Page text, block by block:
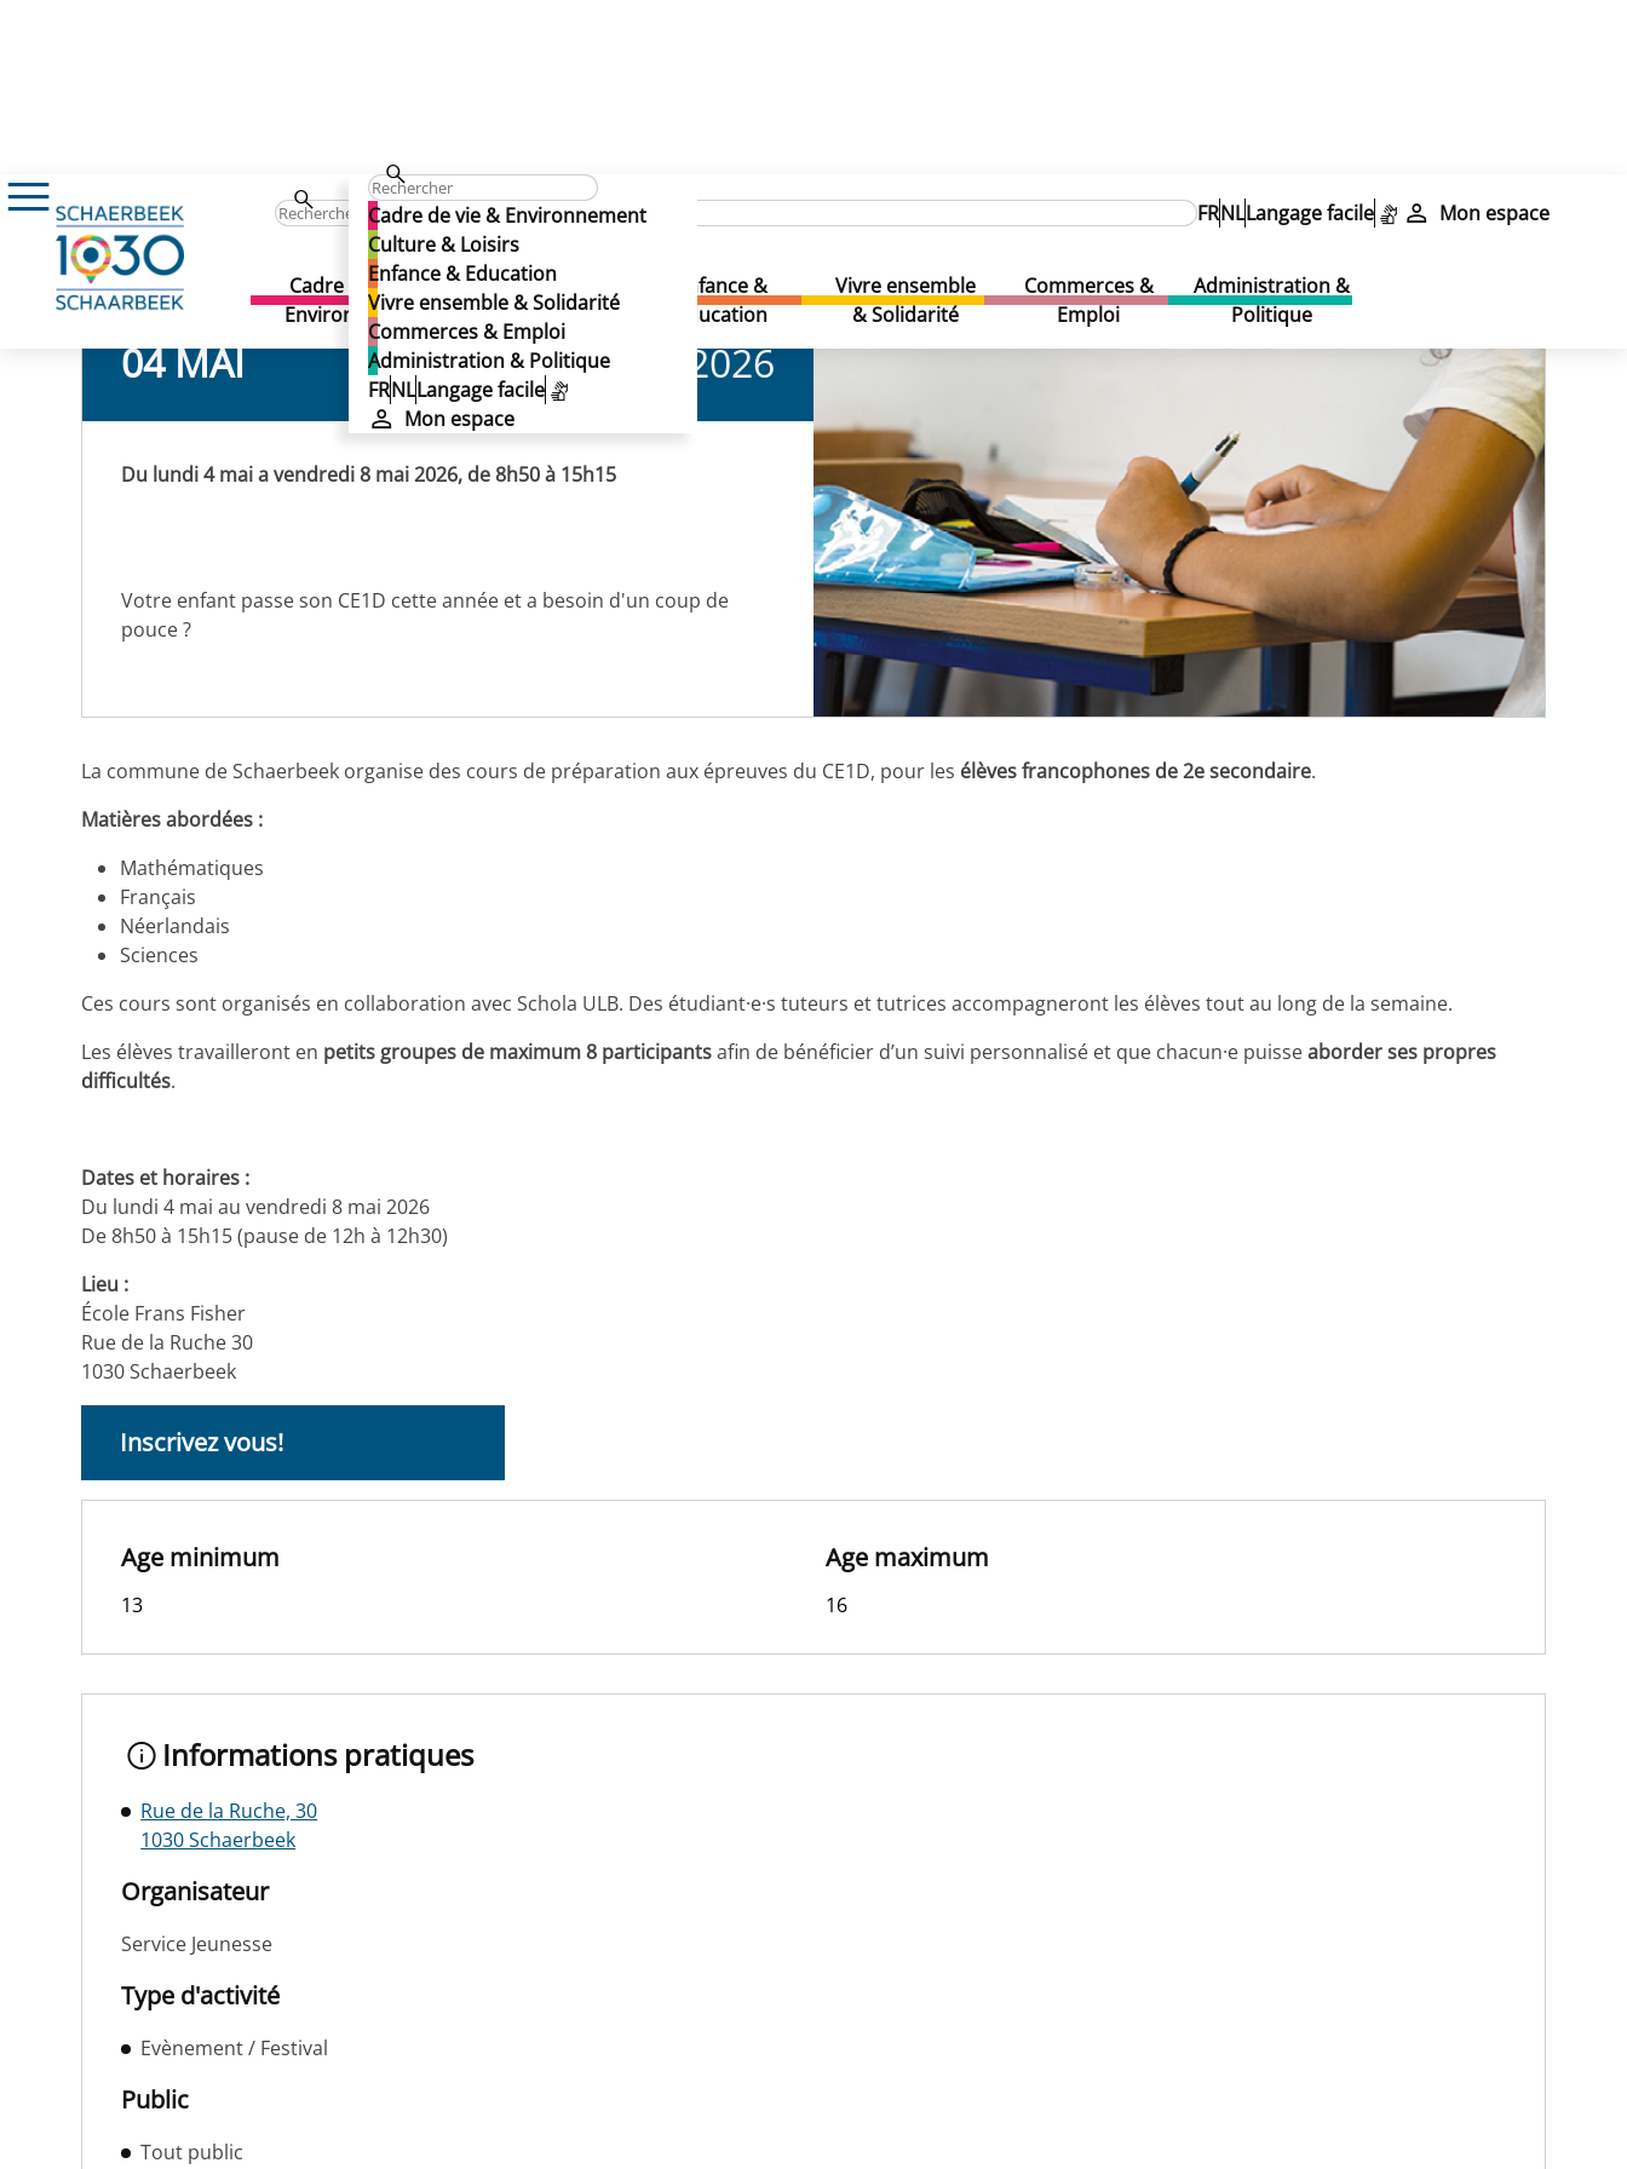
Cadre de vie & Environnement
Culture & Loisirs
Enfance & Education
Vivre ensemble & Solidarité
Commerces & Emploi
Administration & Politique
FRNLLangage facile
Mon espace
FRNLLangage facile Mon espace
Cadre de vie &
Environnement
Culture & Loisirs
Enfance &
Education
Vivre ensemble
& Solidarité
Commerces &
Emploi
Administration &
Politique
Préparation au CE1D 2026 – Cours de soutien
Préparation au CE1D 2026 – Cours de soutien
Préparation au CE1D 2026 – Cours de soutien
04 MAI 2026
Du lundi 4 mai a vendredi 8 mai 2026, de 8h50 à 15h15
Votre enfant passe son CE1D cette année et a besoin d'un coup de
pouce ?
La commune de Schaerbeek organise des cours de préparation aux épreuves du CE1D, pour les élèves francophones de 2e secondaire.
Matières abordées :
Mathématiques
Français
Néerlandais
Sciences
Ces cours sont organisés en collaboration avec Schola ULB. Des étudiant·e·s tuteurs et tutrices accompagneront les élèves tout au long de la semaine.
Les élèves travailleront en petits groupes de maximum 8 participantsafin de bénéficier d’un suivi personnalisé et que chacun·e puisseaborder ses propres
difficultés.
Dates et horaires :
Du lundi 4 mai au vendredi 8 mai 2026
De 8h50 à 15h15 (pause de 12h à 12h30)
Lieu :
École Frans Fisher
Rue de la Ruche 30
1030 Schaerbeek
Inscrivez vous!
Age minimum
13
Age maximum
16
Informations pratiques
Rue de la Ruche, 30
1030 Schaerbeek
Organisateur
Service Jeunesse
Type d'activité
Evènement / Festival
Public
Tout public